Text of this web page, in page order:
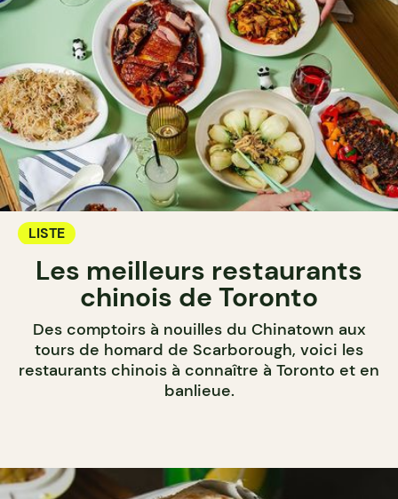
LISTE
Les meilleurs restaurants
chinois de Toronto
Des comptoirs à nouilles du Chinatown aux
tours de homard de Scarborough, voici les
restaurants chinois à connaître à Toronto et en
banlieue.